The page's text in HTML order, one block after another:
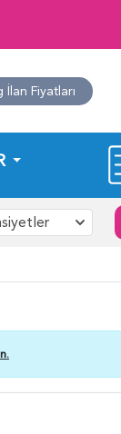
Fiyatları